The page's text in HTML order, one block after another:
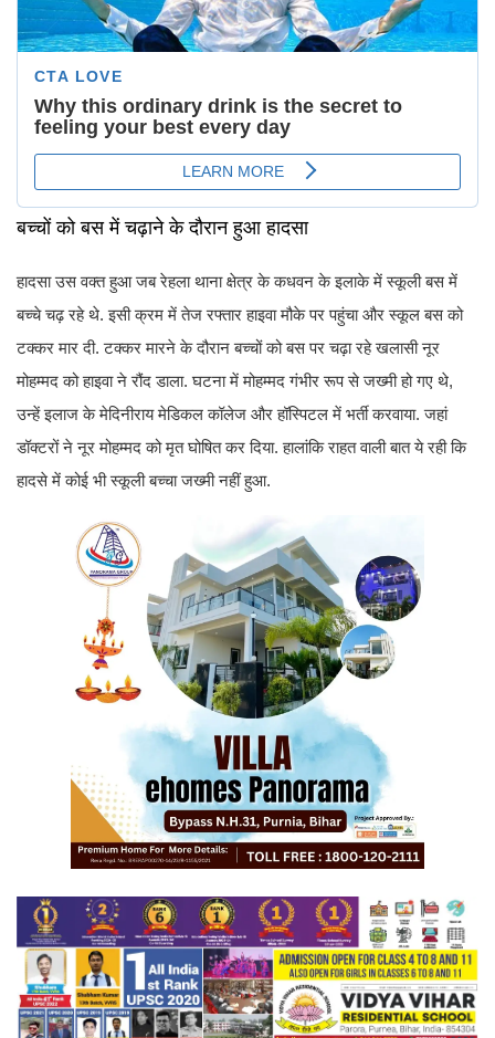
बच्चों को बस में चढ़ाने के दौरान हुआ हादसा
हादसा उस वक्त हुआ जब रेहला थाना क्षेत्र के कधवन के इलाके में स्कूली बस में
बच्चे चढ़ रहे थे. इसी क्रम में तेज रफ्तार हाइवा मौके पर पहुंचा और स्कूल बस को
टक्कर मार दी. टक्कर मारने के दौरान बच्चों को बस पर चढ़ा रहे खलासी नूर
मोहम्मद को हाइवा ने रौंद डाला. घटना में मोहम्मद गंभीर रूप से जख्मी हो गए थे,
उन्हें इलाज के मेदिनीराय मेडिकल कॉलेज और हॉस्पिटल में भर्ती करवाया. जहां
डॉक्टरों ने नूर मोहम्मद को मृत घोषित कर दिया. हालांकि राहत वाली बात ये रही कि
हादसे में कोई भी स्कूली बच्चा जख्मी नहीं हुआ.